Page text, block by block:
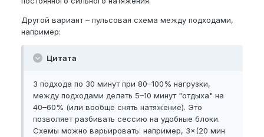
Другой вариант – пульсовая схема между подходами,
например:
Цитата
3 подхода по 30 минут при 80–100% нагрузки,
между подходами делать 5–10 минут "отдыха" на
40–60% (или вообще снять натяжение). Это
позволяет разбивать сессию на удобные блоки.
Схемы можно варьировать: например, 3×(20 мин